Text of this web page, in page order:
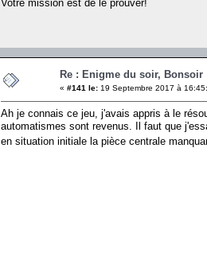
Votre mission est de le prouver!
Re : Enigme du soir, Bonsoir
« #141 le: 19 Septembre 2017 à
Ah je connais ce jeu, j'avais appris à le
automatismes sont revenus. Il faut que
en situation initiale la pièce centrale